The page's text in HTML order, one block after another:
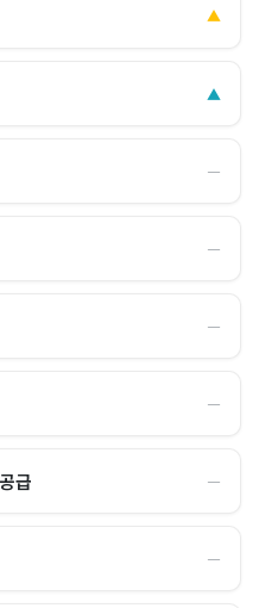
▲
▲
―
―
―
―
급 ―
―